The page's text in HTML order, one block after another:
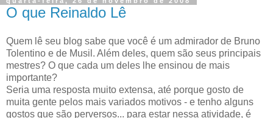
O que Reinaldo Lê
Quem lê seu blog sabe que você é um admirador de Bruno
Tolentino e de Musil. Além deles, quem são seus principais
mestres? O que cada um deles lhe ensinou de mais
importante?
Seria uma resposta muito extensa, até porque gosto de
muita gente pelos mais variados motivos - e tenho alguns
gostos que são perversos... para estar nessa atividade, é